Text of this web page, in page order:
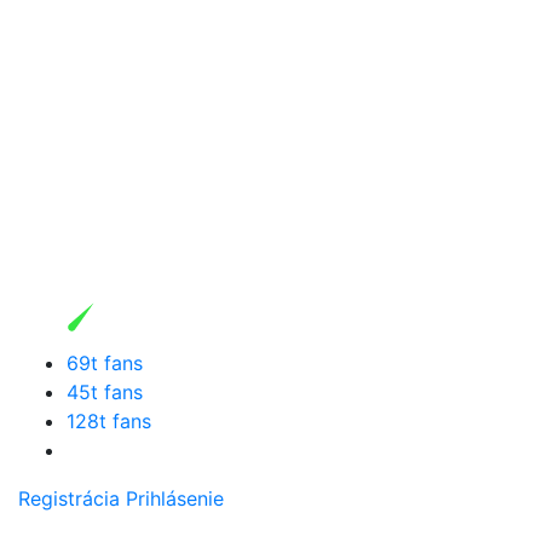
69t fans
45t fans
128t fans
Registrácia Prihlásenie